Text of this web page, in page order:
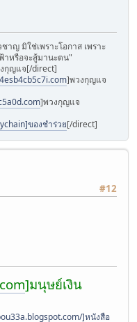
าญ มิใช่เพราะโอกาส เพราะ
าหรือจะสู้มานะตน"
กุญแจ[/direct]
]พวงกุญแจ
]พวงกุญแจ
ของชำร่วย[/direct]
#12
]มนุษย์เงิน
]หนังสือ